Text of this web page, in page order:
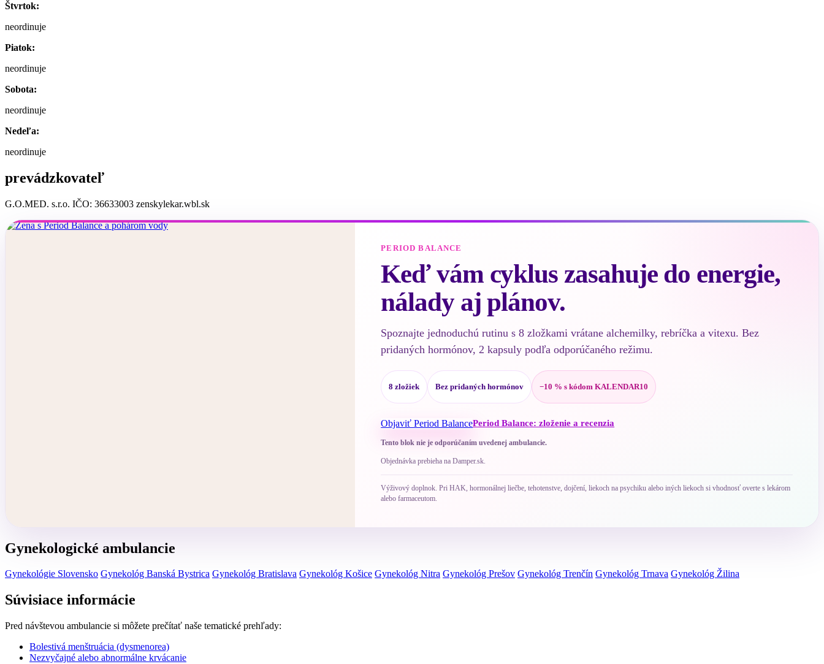
Štvrtok:
neordinuje
Piatok:
neordinuje
Sobota:
neordinuje
Nedeľa:
neordinuje
prevádzkovateľ
G.O.MED. s.r.o. IČO: 36633003 zenskylekar.wbl.sk
PERIOD BALANCE
Keď vám cyklus zasahuje do energie,
nálady aj plánov.
Spoznajte jednoduchú rutinu s 8 zložkami vrátane alchemilky, rebríčka a vitexu. Bez
pridaných hormónov, 2 kapsuly podľa odporúčaného režimu.
8 zložiek Bez pridaných hormónov −10 % s kódom KALENDAR10
Objaviť Period BalancePeriod Balance: zloženie a recenzia
Tento blok nie je odporúčaním uvedenej ambulancie.
Objednávka prebieha na Damper.sk.
Výživový doplnok. Pri HAK, hormonálnej liečbe, tehotenstve, dojčení, liekoch na psychiku alebo iných liekoch si vhodnosť overte s lekárom
alebo farmaceutom.
Gynekologické ambulancie
Gynekológie Slovensko Gynekológ Banská Bystrica Gynekológ Bratislava Gynekológ Košice Gynekológ Nitra Gynekológ Prešov Gynekológ Trenčín Gynekológ Trnava Gynekológ Žilina
Súvisiace informácie
Pred návštevou ambulancie si môžete prečítať naše tematické prehľady:
Bolestivá menštruácia (dysmenorea)
Nezvyčajné alebo abnormálne krvácanie